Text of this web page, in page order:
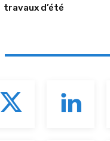
travaux d’été